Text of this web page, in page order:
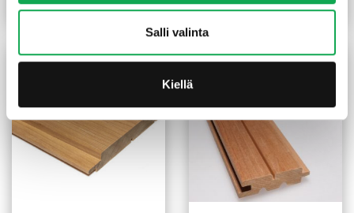
Salli valinta
Kiellä
31,90 €
Lue lisää
31,25 €
Lue lisää